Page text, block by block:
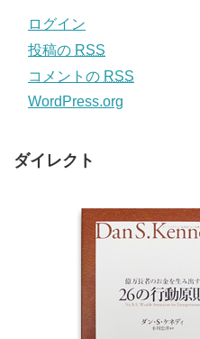
ログイン
投稿の RSS
コメントの RSS
WordPress.org
ダイレクト